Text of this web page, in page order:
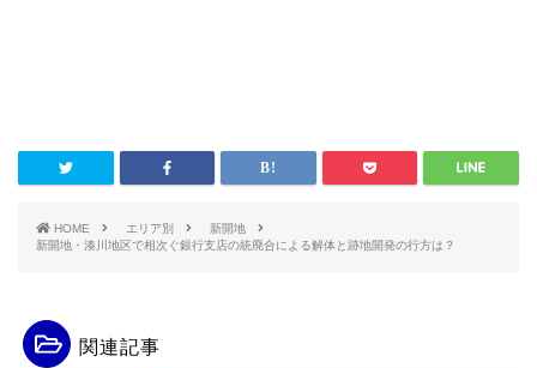
HOME エリア別
新開地
新開地・湊川地区で相次ぐ銀行支店の統廃合による解体と跡地開発の行方は？
関連記事